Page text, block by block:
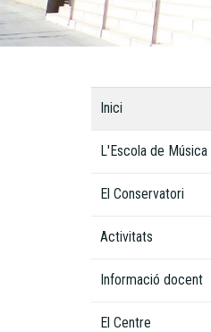
Inici
L'Escola de Música
El Conservatori
Activitats
Informació docent
El Centre